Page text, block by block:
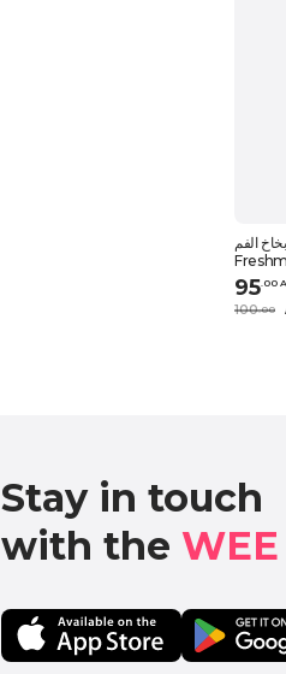
بخاخ الفم Quickmist Smarttrack
95.00
100.00
Stay in touch
with the